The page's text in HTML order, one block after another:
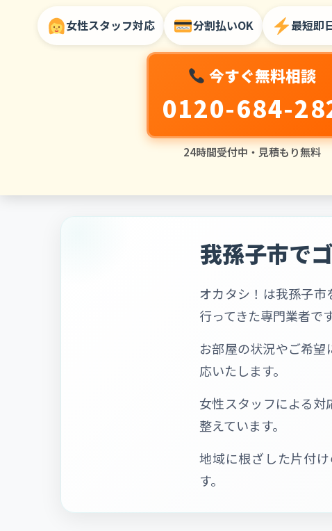
女性スタッフ対応 分割払いOK 最短即
今すぐ無料相談
0120-684-
24時間受付中・見積もり無料
我孫子市で
オカタシ！は我孫子
行ってきた専門業者です
お部屋の状況やご希
応いたします。
女性スタッフによる
整えています。
地域に根ざした片付
す。